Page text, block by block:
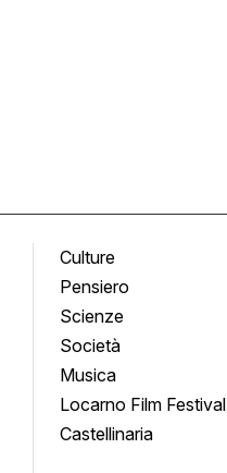
Culture
Pensiero
Scienze
Società
Musica
Locarno Film Festival
Castellinaria